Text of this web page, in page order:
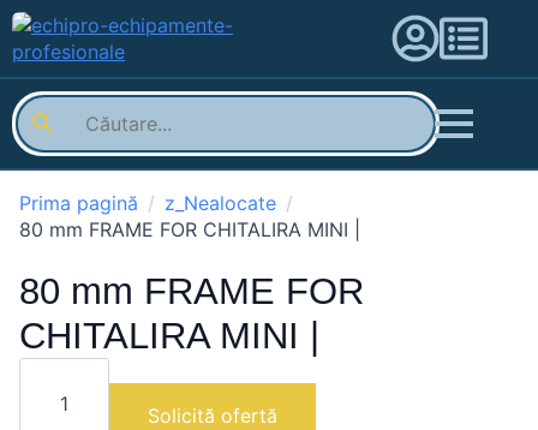
Prima pagină
z_Nealocate
80 mm FRAME FOR CHITALIRA MINI |
80 mm FRAME FOR
CHITALIRA MINI |
Cantitate
Solicită ofertă